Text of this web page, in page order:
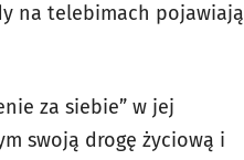
na telebimach pojawiają
za siebie” w jej
swoją drogę życiową i